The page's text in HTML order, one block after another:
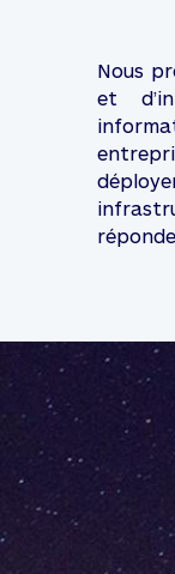
Nous
et